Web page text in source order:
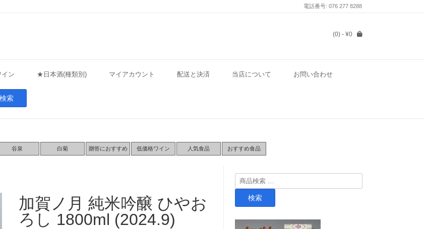
電話番号: 076 277 8288
(0) - ¥0
ン ★日本酒(種類別) マイアカウント 配送と決済 当店について お問い合わせ
谷泉 白菊 贈答におすすめ 低価格ワイン 人気食品 おすすめ食品
加賀ノ月 純米吟醸 ひやお
ろし 1800ml (2024.9)
検
索
検索